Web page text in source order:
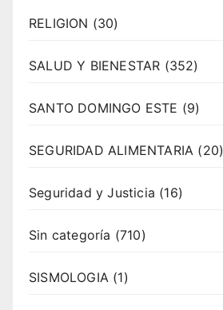
RELIGION (30)
SALUD Y BIENESTAR (352)
SANTO DOMINGO ESTE (9)
SEGURIDAD ALIMENTARIA (20)
Seguridad y Justicia (16)
Sin categoría (710)
SISMOLOGIA (1)